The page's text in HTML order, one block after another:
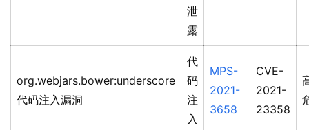
泄
露
org.webjars.bower:underscore
代码注入漏洞
代
码
注
入
MPS-
2021-
3658
CVE-
2021-
23358